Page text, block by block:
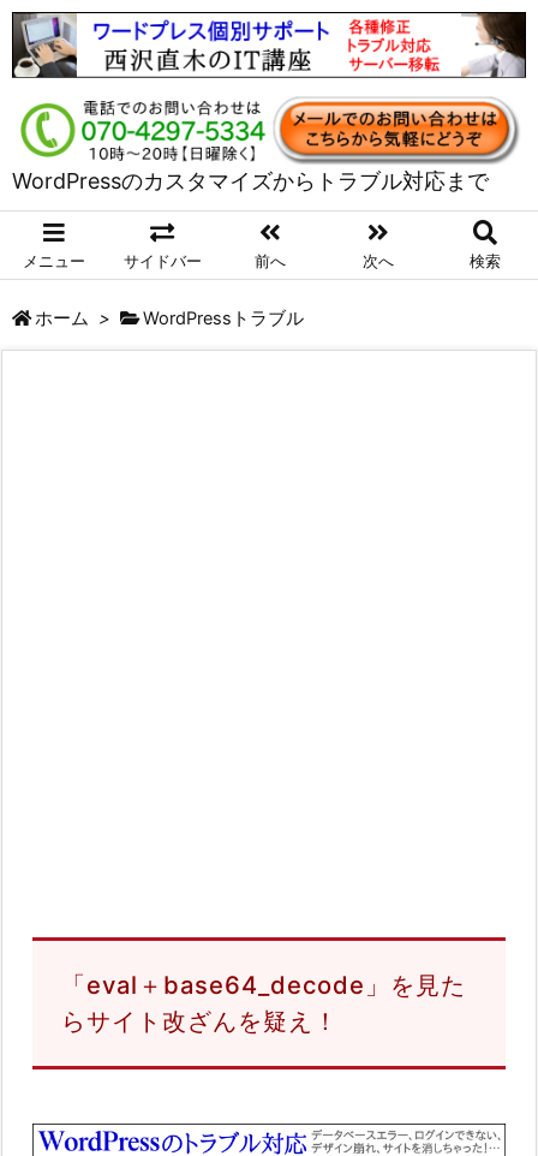
WordPressのカスタマイズからトラブル対応まで
メニュー サイドバー 前へ 次へ 検索
ホーム > WordPressトラブル
「eval＋base64_decode」を見た
らサイト改ざんを疑え！